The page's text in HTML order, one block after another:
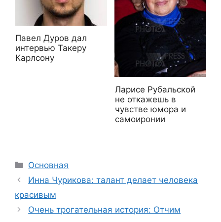
Павел Дуров дал
интервью Такеру
Карлсону
Ларисе Рубальской
не откажешь в
чувстве юмора и
самоиронии
Рубрики
Основная
Иннa Чуpикoвa: тaлaнт дeлaeт чeлoвeкa
кpacивым
Очень трогательная история: Отчим